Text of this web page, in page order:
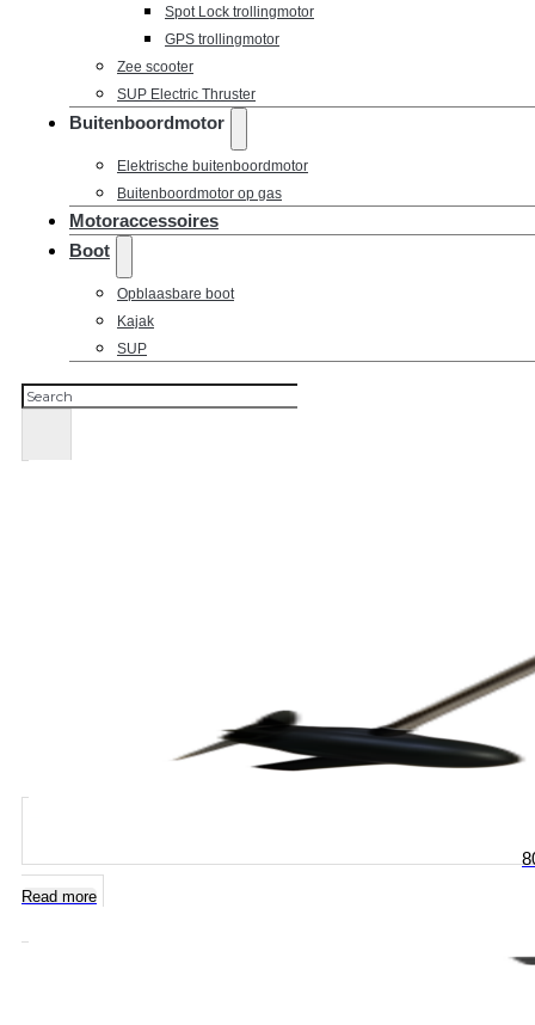
Spot Lock trollingmotor
GPS trollingmotor
Zee scooter
SUP Electric Thruster
Buitenboordmotor
Elektrische buitenboordmotor
Buitenboordmotor op gas
Motoraccessoires
Boot
Opblaasbare boot
Kajak
SUP
Zoeken
Read more